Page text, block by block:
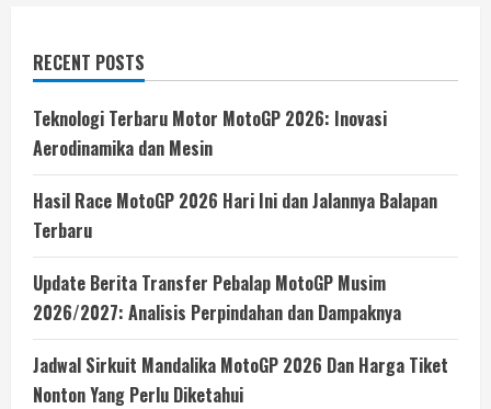
RECENT POSTS
Teknologi Terbaru Motor MotoGP 2026: Inovasi
Aerodinamika dan Mesin
Hasil Race MotoGP 2026 Hari Ini dan Jalannya Balapan
Terbaru
Update Berita Transfer Pebalap MotoGP Musim
2026/2027: Analisis Perpindahan dan Dampaknya
Jadwal Sirkuit Mandalika MotoGP 2026 Dan Harga Tiket
Nonton Yang Perlu Diketahui